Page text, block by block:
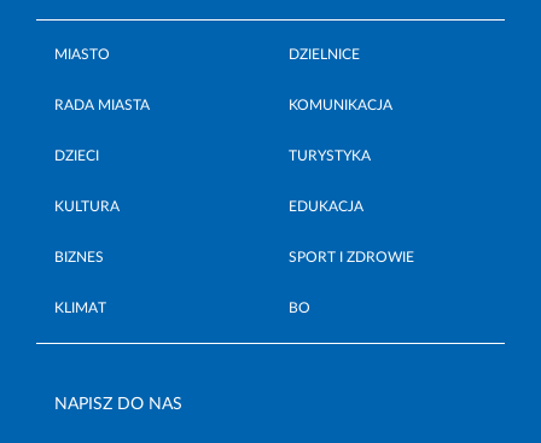
MIASTO DZIELNICE
RADA MIASTA KOMUNIKACJA
DZIECI TURYSTYKA
KULTURA EDUKACJA
BIZNES SPORT I ZDROWIE
KLIMAT BO
NAPISZ DO NAS